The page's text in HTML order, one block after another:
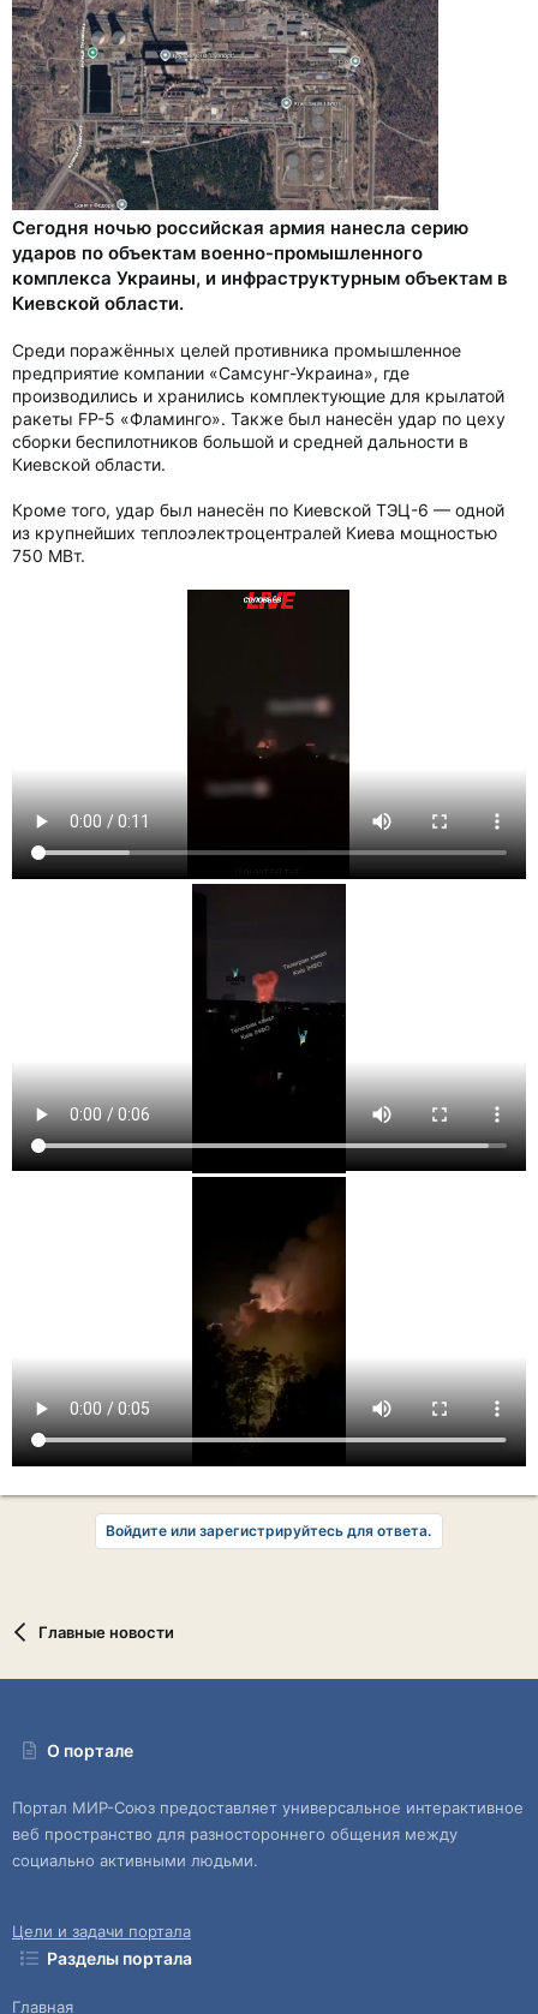
Сегодня ночью российская армия нанесла серию
ударов по объектам военно-промышленного
комплекса Украины, и инфраструктурным объектам в
Киевской области.
Среди поражённых целей противника промышленное
предприятие компании «Самсунг-Украина», где
производились и хранились комплектующие для крылатой
ракеты FP-5 «Фламинго». Также был нанесён удар по цеху
сборки беспилотников большой и средней дальности в
Киевской области.
Кроме того, удар был нанесён по Киевской ТЭЦ-6 — одной
из крупнейших теплоэлектроцентралей Киева мощностью
750 МВт.
Войдите или зарегистрируйтесь для ответа.
Главные новости
О портале
Портал МИР-Союз предоставляет универсальное интерактивное
веб пространство для разностороннего общения между
социально активными людьми.
Цели и задачи портала
Разделы портала
Главная